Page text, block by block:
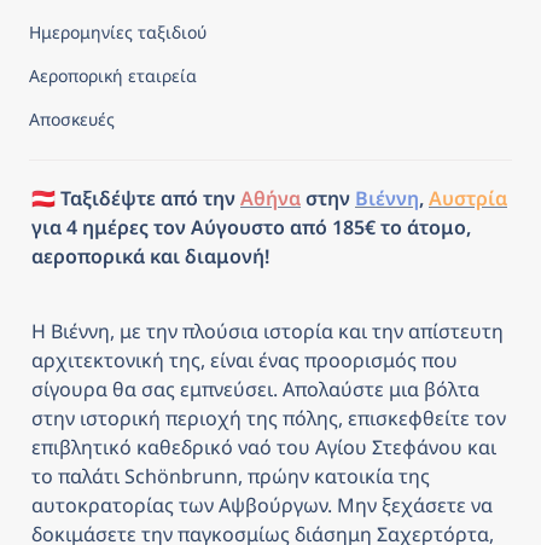
Ημερομηνίες ταξιδιού
Αεροπορική εταιρεία
Αποσκευές
🇦🇹 Ταξιδέψτε από την Αθήνα στην Βιέννη, Αυστρία
για 4 ημέρες τον Αύγουστο από 185€ το άτομο,
αεροπορικά και διαμονή!
Η Βιέννη, με την πλούσια ιστορία και την απίστευτη
αρχιτεκτονική της, είναι ένας προορισμός που
σίγουρα θα σας εμπνεύσει. Απολαύστε μια βόλτα
στην ιστορική περιοχή της πόλης, επισκεφθείτε τον
επιβλητικό καθεδρικό ναό του Αγίου Στεφάνου και
το παλάτι Schönbrunn, πρώην κατοικία της
αυτοκρατορίας των Αψβούργων. Μην ξεχάσετε να
δοκιμάσετε την παγκοσμίως διάσημη Σαχερτόρτα,